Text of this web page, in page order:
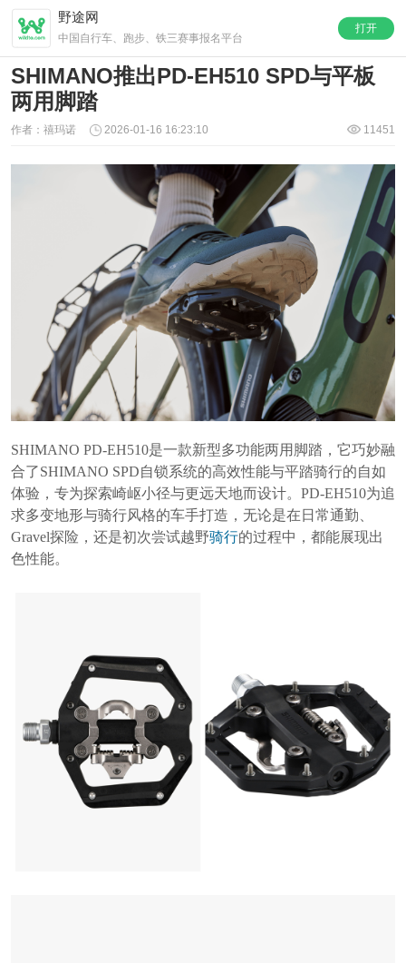
打开
野途网
中国自行车、跑步、铁三赛事报名平台
SHIMANO推出PD-EH510 SPD与平板
两用脚踏
作者：禧玛诺 2026-01-16 16:23:10 11451
SHIMANO PD-EH510是一款新型多功能两用脚踏，它巧妙融
合了SHIMANO SPD自锁系统的高效性能与平踏骑行的自如
体验，专为探索崎岖小径与更远天地而设计。PD-EH510为追
求多变地形与骑行风格的车手打造，无论是在日常通勤、
Gravel探险，还是初次尝试越野骑行的过程中，都能展现出
色性能。